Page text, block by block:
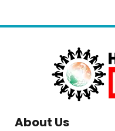
About Us